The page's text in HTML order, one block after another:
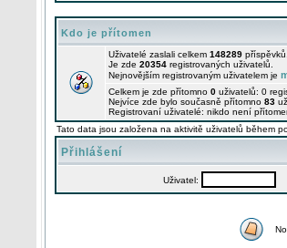
Kdo je přítomen
Uživatelé zaslali celkem 148289 příspěvků.
Je zde 20354 registrovaných uživatelů.
Nejnovějším registrovaným uživatelem je
Celkem je zde přítomno 0 uživatelů: 0
Nejvíce zde bylo současně přítomno 83
Registrovaní uživatelé: nikdo není
Tato data jsou založena na aktivitě uživatelů během
Přihlášení
Uživatel: